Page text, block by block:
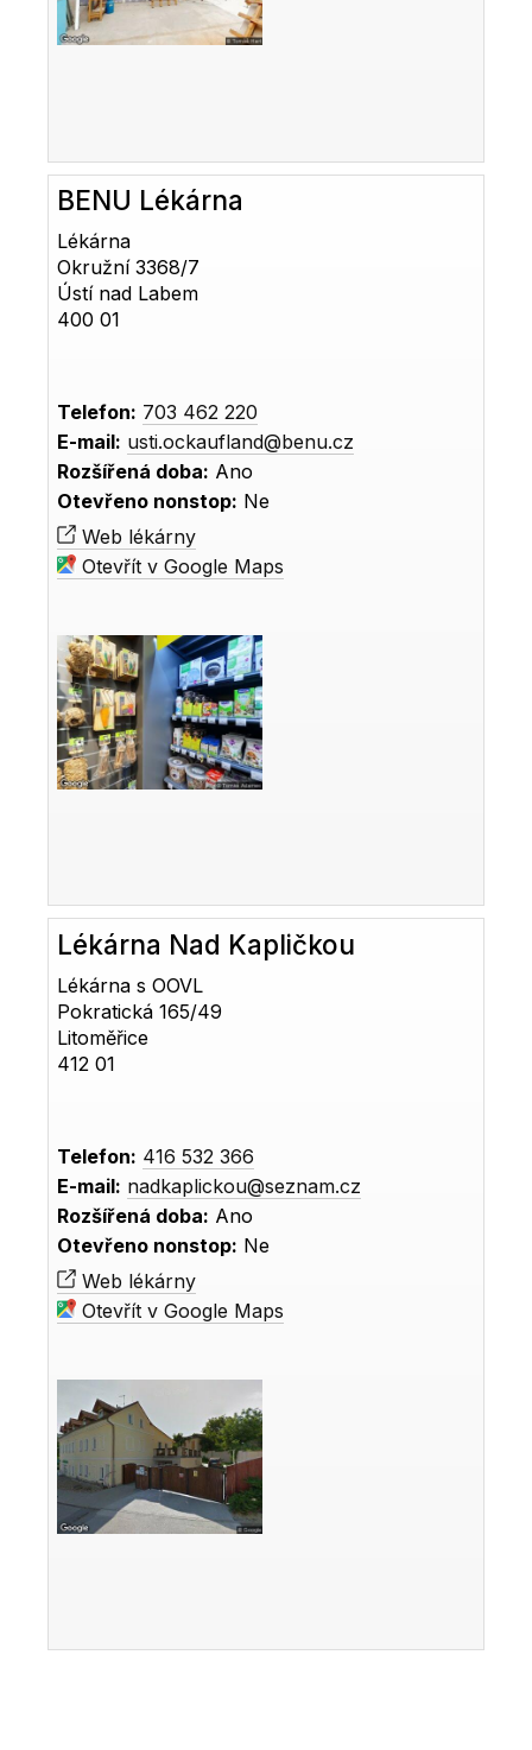
BENU Lékárna
Lékárna
Okružní 3368/7
Ústí nad Labem
400 01
Telefon: 703 462 220
E-mail: usti.ockaufland@benu.cz
Rozšířená doba: Ano
Otevřeno nonstop: Ne
Web lékárny
Otevřít v Google Maps
Lékárna Nad Kapličkou
Lékárna s OOVL
Pokratická 165/49
Litoměřice
412 01
Telefon: 416 532 366
E-mail: nadkaplickou@seznam.cz
Rozšířená doba: Ano
Otevřeno nonstop: Ne
Web lékárny
Otevřít v Google Maps